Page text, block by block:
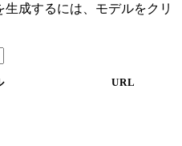
生成するには、モデルをクリ
URL